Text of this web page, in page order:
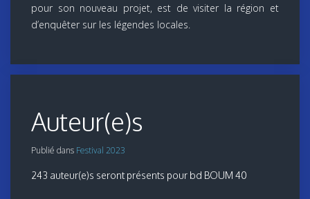
pour son nouveau projet, est de visiter la région et
d’enquêter sur les légendes locales.
Auteur(e)s
Publié dans Festival 2023
243 auteur(e)s seront présents pour bd BOUM 40